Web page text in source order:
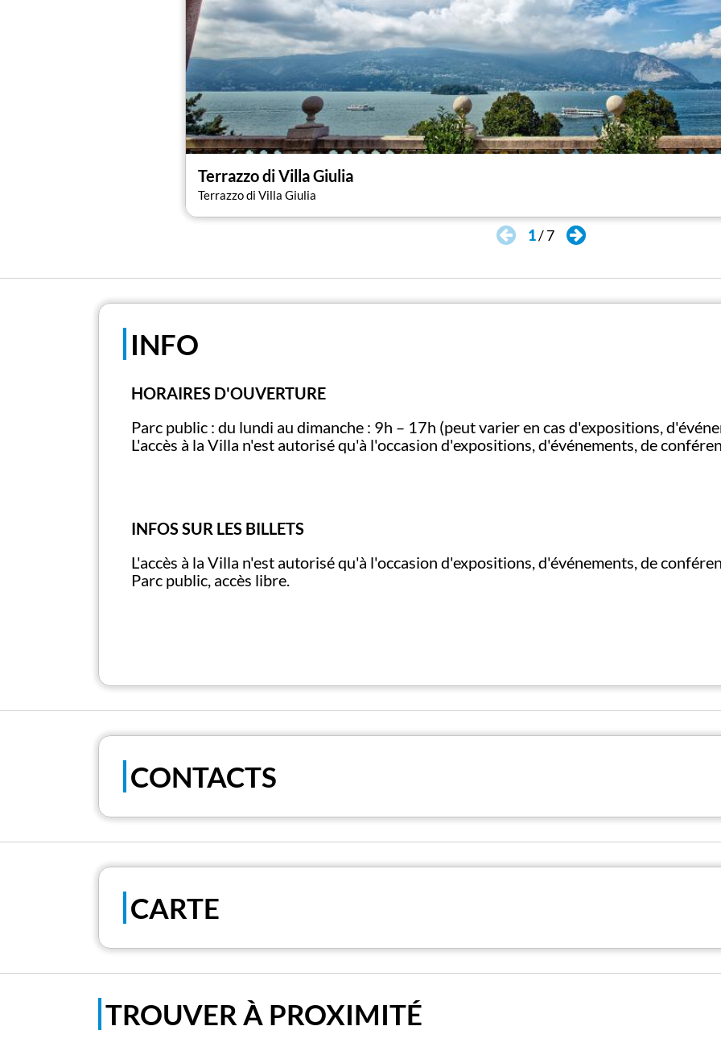
Terrazzo di Villa Giulia
Terrazzo di Villa Giulia
1/7
INFO
HORAIRES D'OUVERTURE
Parc public : du lundi au dimanche : 9h – 17h (peut varier en cas d'expositions,
L'accès à la Villa n'est autorisé qu'à l'occasion d'expositions, d'événements, de
INFOS SUR LES BILLETS
L'accès à la Villa n'est autorisé qu'à l'occasion d'expositions, d'événements, de
Parc public, accès libre.
CONTACTS
CARTE
TROUVER À PROXIMITÉ